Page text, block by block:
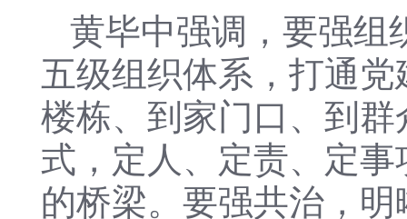
黄毕中强调，要强组
五级组织体系，打通
楼栋、到家门口、到
式，定人、定责、定
的桥梁。要强共治，